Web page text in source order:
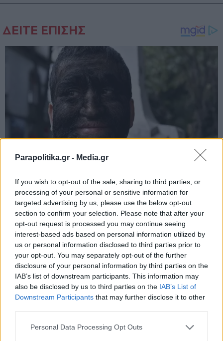
Parapolitika.gr - Media.gr
If you wish to opt-out of the sale, sharing to third parties, or
processing of your personal or sensitive information for
targeted advertising by us, please use the below opt-out
section to confirm your selection. Please note that after your
opt-out request is processed you may continue seeing
interest-based ads based on personal information utilized by
us or personal information disclosed to third parties prior to
your opt-out. You may separately opt-out of the further
disclosure of your personal information by third parties on the
IAB’s list of downstream participants. This information may
also be disclosed by us to third parties on the IAB’s List of
Downstream Participants that may further disclose it to other
Personal Data Processing Opt Outs
Εγγραφή στο newsletter